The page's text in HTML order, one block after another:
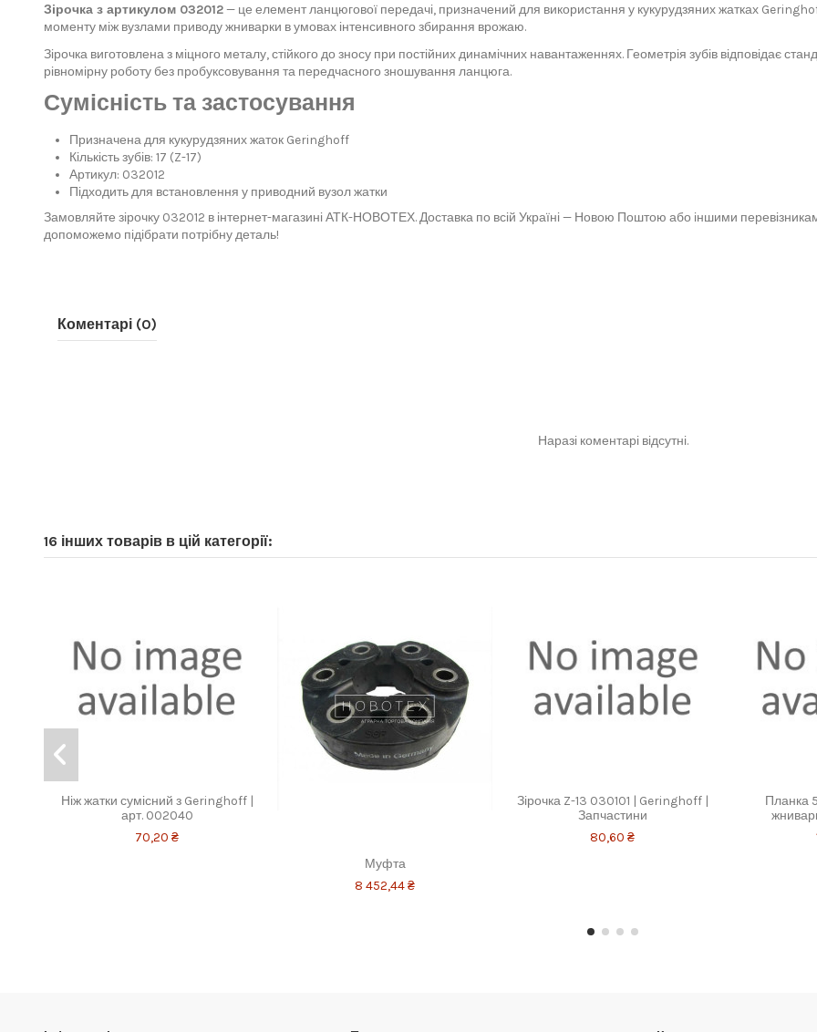
Зірочка з артикулом 032012— це елемент ланцюгової передачі, призначений для використання у кукурудзяних жатках
моменту між вузлами приводу жниварки в умовах інтенсивного збирання врожаю.
Зірочка виготовлена з міцного металу, стійкого до зносу при постійних динамічних навантаженнях. Геометрія зубів відповідає
рівномірну роботу без пробуксовування та передчасного зношування ланцюга.
Сумісність та застосування
Призначена для кукурудзяних жаток Geringhoff
Кількість зубів: 17 (Z-17)
Артикул: 032012
Підходить для встановлення у приводний вузол жатки
Замовляйте зірочку 032012 в інтернет-магазині АТК-НОВОТЕХ. Доставка по всій Україні — Новою Поштою або іншими
допоможемо підібрати потрібну деталь!
Коментарі (0)
Наразі коментарі відсутні.
16 інших товарів в цій категорії:
Ніж жатки сумісний з Geringhoff |
арт. 002040
70,20 ₴
Муфта
8 452,44 ₴
Зірочка Z-13 030101 | Geringhoff |
Запчастини
80,60 ₴
Планка